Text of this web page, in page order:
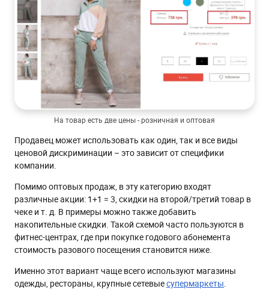
На товар есть две цены - розничная и оптовая
Продавец может использовать как один, так и все виды
ценовой дискриминации – это зависит от специфики
компании.
Помимо оптовых продаж, в эту категорию входят
различные акции: 1+1 = 3, скидки на второй/третий товар в
чеке и т. д. В примеры можно также добавить
накопительные скидки. Такой схемой часто пользуются в
фитнес-центрах, где при покупке годового абонемента
стоимость разового посещения становится ниже.
Именно этот вариант чаще всего используют магазины
одежды, рестораны, крупные сетевыесупермаркеты